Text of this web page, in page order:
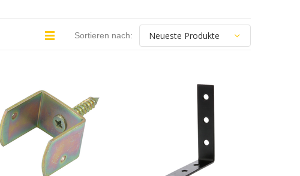
Sortieren nach: